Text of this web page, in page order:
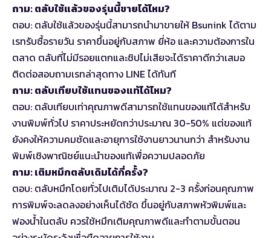
ถาม: ตลับใช้แล้วของรุ่นนี้ขายได้ไหม?
ตอบ: ตลับใช้แล้วของรุ่นนี้สามารถนำมาขายให้ Bsunink ได้ตาม
เรทรับซื้อรายวัน ราคาขึ้นอยู่กับสภาพ ยี่ห้อ และความต้องการใน
ตลาด ตลับที่ไม่มีรอยแตกและชิปไม่เสียจะได้ราคาดีกว่าเสมอ
ติดต่อสอบถามเรทล่าสุดทาง LINE ได้ทันที
ถาม: ตลับเทียบใช้แทนของแท้ได้ไหม?
ตอบ: ตลับเทียบเท่าคุณภาพดีสามารถใช้แทนของแท้ได้สำหรับ
งานพิมพ์ทั่วไป ราคาประหยัดกว่าประมาณ 30-50% แต่ของแท้
ยังคงให้ความคมชัดและอายุการใช้งานยาวนานกว่า สำหรับงาน
พิมพ์เชิงพาณิชย์แนะนำของแท้เพื่อความปลอดภัย
ถาม: เติมหมึกตลับเดิมได้กี่ครั้ง?
ตอบ: ตลับหมึกโดยทั่วไปเติมได้ประมาณ 2-3 ครั้งก่อนคุณภาพ
การพิมพ์จะลดลงอย่างเห็นได้ชัด ขึ้นอยู่กับสภาพหัวพิมพ์และ
ฟองน้ำในตลับ ควรใช้หมึกเติมคุณภาพดีและทำตามขั้นตอน